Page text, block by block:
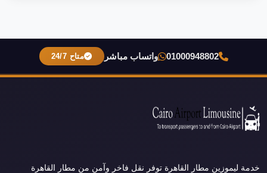
01000948802 واتساب مباشر متاح 24/7
خدمة ليموزين مطار القاهرة توفر نقل فاخر وآمن من مطار القاهرة